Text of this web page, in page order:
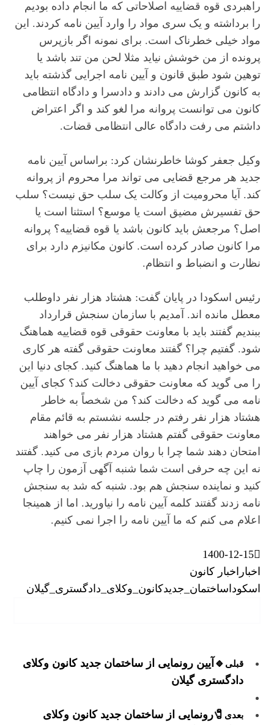
راهبردی قوه قضاییه اصلاحاتی که ما انجام داده بودیم
را برداشته و یک سری مواد را وارد آیین نامه کردند. این
مواد خیلی خطرناک است. برای نمونه اگر بازپرس
پرونده از من خوشش نیاید مثلا لحن من تند باشد یا
توهین شود طبق قانون و آیین نامه اجرایی گذشته باید
به کانون گزارش می دادند و دادسرا و دادگاه انتظامی
کانون می توانست پروانه مرا لغو کند و اگر اعتراض
داشتم می رفت دادگاه عالی انتظامی قضات.
وکیل جعفر کوشا خاطرنشان کرد: براساس آیین نامه
جدید هر مرجع قضایی می تواند مرا محروم از پروانه
کند. آیا محرومیت از وکالت یک سلب حق نیست؟ سلب
حق تفسیرش مضیق است یا موسع؟ استثنا است یا
اصل؟ مرجعش باید کانون باشد یا قوه قضاییه؟ پروانه
مرا کانون صادر کرده است. کانون مکانیزم دارد برای
نظارت و انضباط و انتظام.
رئیس اسکودا در پایان گفت: هشتاد هزار نفر داوطلب
معطل مانده اند. آمدیم با سازمان سنجش قرارداد
ببندیم گفتند باید با معاونت حقوقی قوه قضاییه هماهنگ
شود. گفتیم چرا؟ گفتند معاونت حقوقی گفته هر کاری
می خواهید انجام دهید با ما هماهنگ کنید. کجای دنیا این
را می گوید که معاونت حقوقی دخالت کند؟ کجای آیین
نامه می گوید که دخالت کند؟ من شخصاً به خاطر
هشتاد هزار نفر رفتم در جلسه نشستم به قائم مقام
معاونت حقوقی گفتم هشتاد هزار نفر می خواهند
امتحان دهند شما چرا با روان مردم بازی می کنید. گفتند
نه این چه حرفی است شما شنبه آگهی آزمون را چاپ
کنید و نماینده سنجش هم بود. شنبه که شد به سنجش
نامه زدند گفتند کلمه آیین نامه را نیاورید. اما از همینجا
اعلام می کنم که ما آیین نامه را اجرا نمی کنیم.
1400-12-15
اخبار اخبار کانون
اسکودا ساختمان_جدیدکانون_وکلای_دادگستری_گیلان
قبلی 🔹آیین رونمایی از ساختمان جدید کانون وکلای
دادگستری گیلان
بعدی 🧷رونمایی از ساختمان جدید کانون وکلای